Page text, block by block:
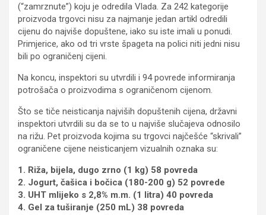
(“zamrznute”) koju je odredila Vlada. Za 242 kategorije
proizvoda trgovci nisu za najmanje jedan artikl odredili
cijenu do najviše dopuštene, iako su iste imali u ponudi.
Primjerice, ako od tri vrste špageta na polici niti jedni nisu
bili po ograničenj cijeni.
Na koncu, inspektori su utvrdili i 94 povrede informiranja
potrošača o proizvodima s ograničenom cijenom.
Što se tiče neisticanja najviših dopuštenih cijena, državni
inspektori utvrdili su da se to u najviše slučajeva odnosilo
na rižu. Pet proizvoda kojima su trgovci najčešće “skrivali”
ograničene cijene neisticanjem vizualnih oznaka su:
1. Riža, bijela, dugo zrno (1 kg) 58 povreda
2. Jogurt, čašica i bočica (180-200 g) 52 povrede
3. UHT mlijeko s 2,8% m.m. (1 litra) 40 povreda
4. Gel za tuširanje (250 mL) 38 povreda